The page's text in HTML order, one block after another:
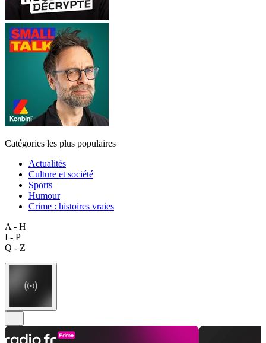
Catégories les plus populaires
Actualités
Culture et société
Sports
Humour
Crime : histoires vraies
A - H
I - P
Q - Z